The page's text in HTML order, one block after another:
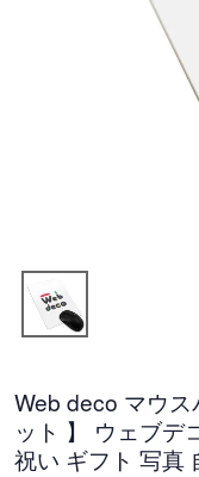
Web deco マウ
ット 】 ウェブデ
祝い ギフト 写真